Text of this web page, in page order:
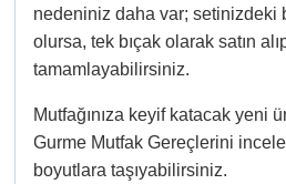
nedeniniz daha var; setinizdeki
olursa, tek bıçak olarak satın
tamamlayabilirsiniz.
Mutfağınıza keyif katacak yeni
Gurme Mutfak Gereçlerini
boyutlara taşıyabilirsiniz.